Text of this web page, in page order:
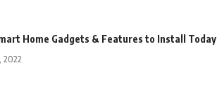
Home Gadgets & Features to Install Today
2022